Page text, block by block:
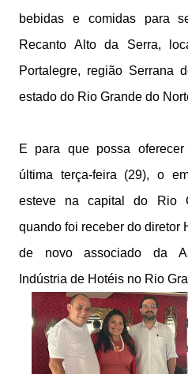
bebidas e comidas para
Recanto Alto da Serra,
Portalegre, região Serrana
estado do Rio Grande do
E para que possa
última terça-feira (29), o
esteve na capital do Rio
quando foi receber do diretor
de novo associado da
Indústria de Hotéis no Rio